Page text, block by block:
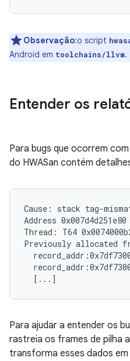
Observação:o script
Android em toolchains/llvm.
Entender os
Para bugs que ocorrem
do HWASan contém
Cause: stack tag-
Address
Thread: T64
Previously allocated
Para ajudar a entender os
rastreia os frames de pilha
transforma esses dados